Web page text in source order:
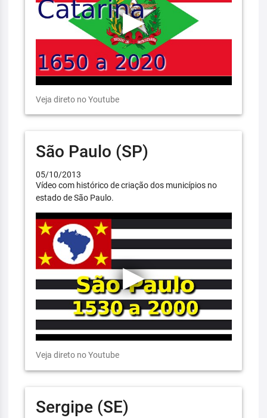
Veja direto no Youtube
São Paulo (SP)
05/10/2013
Vídeo com histórico de criação dos municípios no
estado de São Paulo.
Veja direto no Youtube
Sergipe (SE)